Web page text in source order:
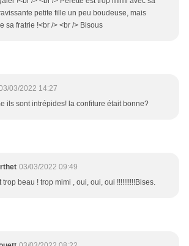
petite fille un peu boudeuse, mais
sa fratrie !<br /> <br /> Bisous
03/2022 14:27
ils sont intrépides! la confiture était bonne?
03/03/2022 09:49
trop beau ! trop mimi , oui, oui, oui !!!!!!!!!!Bises.